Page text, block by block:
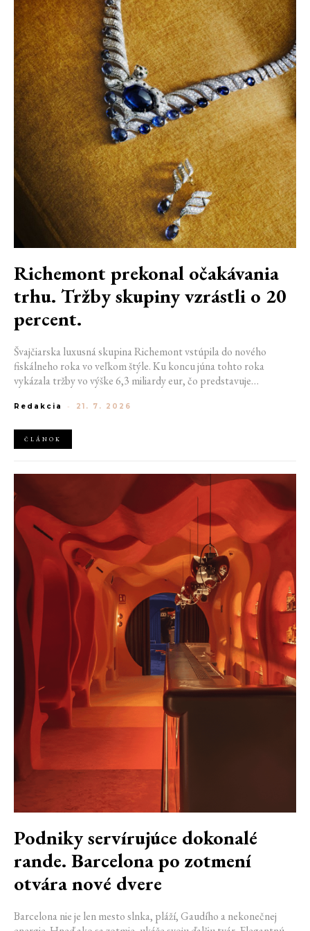
Richemont prekonal očakávania
trhu. Tržby skupiny vzrástli o 20
percent.
Švajčiarska luxusná skupina Richemont vstúpila do nového
fiskálneho roka vo veľkom štýle. Ku koncu júna tohto roka
vykázala tržby vo výške 6,3 miliardy eur, čo predstavuje
luxuse zostáva napriek pretrvávajúcej ekonomickej neistote
Redakcia - 21. 7. 2026
ČLÁNOK
Podniky servírujúce dokonalé
rande. Barcelona po zotmení
otvára nové dvere
Barcelona nie je len mesto slnka, pláží, Gaudího a nekonečnej